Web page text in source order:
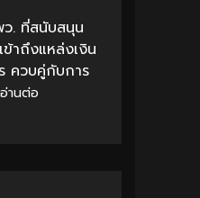
ว. ที่สนับสนุน
ข้าถึงแหล่งเงิน
ควบคู่กับการ
อ่านต่อ